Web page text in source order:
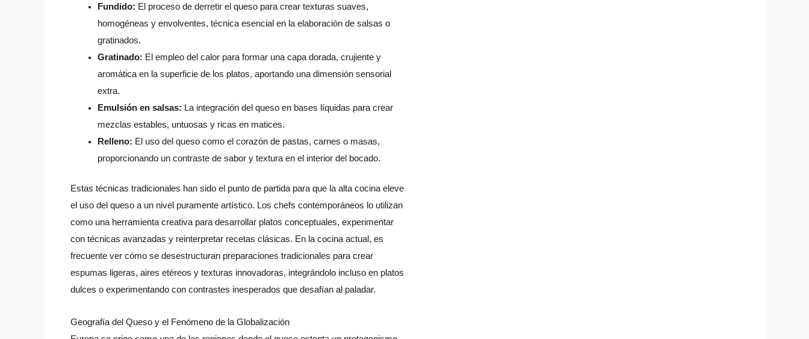
Fundido: El proceso de derretir el queso para crear texturas suaves,
homogéneas y envolventes, técnica esencial en la elaboración de salsas o
gratinados.
Gratinado: El empleo del calor para formar una capa dorada, crujiente y
aromática en la superficie de los platos, aportando una dimensión sensorial
extra.
Emulsión en salsas: La integración del queso en bases líquidas para crear
mezclas estables, untuosas y ricas en matices.
Relleno: El uso del queso como el corazón de pastas, carnes o masas,
proporcionando un contraste de sabor y textura en el interior del bocado.
Estas técnicas tradicionales han sido el punto de partida para que la alta cocina eleve
el uso del queso a un nivel puramente artístico. Los chefs contemporáneos lo utilizan
como una herramienta creativa para desarrollar platos conceptuales, experimentar
con técnicas avanzadas y reinterpretar recetas clásicas. En la cocina actual, es
frecuente ver cómo se desestructuran preparaciones tradicionales para crear
espumas ligeras, aires etéreos y texturas innovadoras, integrándolo incluso en platos
dulces o experimentando con contrastes inesperados que desafían al paladar.
Geografía del Queso y el Fenómeno de la Globalización